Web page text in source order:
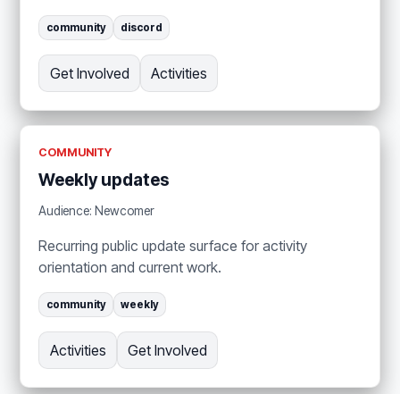
community discord
Get Involved Activities
COMMUNITY
Weekly updates
Audience: Newcomer
Recurring public update surface for activity
orientation and current work.
community weekly
Activities Get Involved